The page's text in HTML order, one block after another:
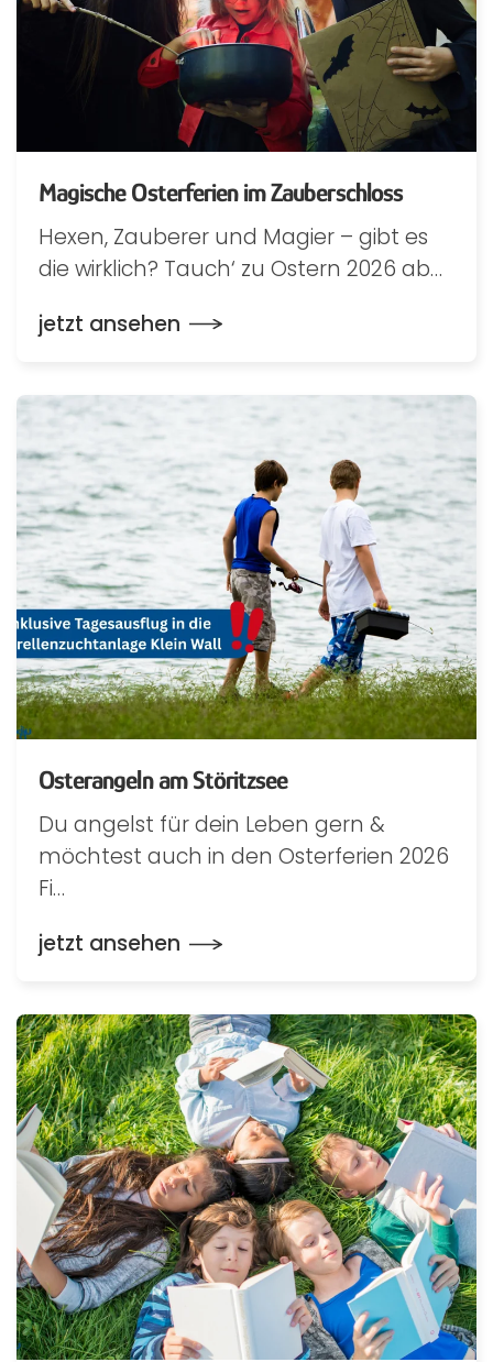
Magische Osterferien im Zauberschloss
Hexen, Zauberer und Magier – gibt es
die wirklich? Tauch‘ zu Ostern 2026 ab…
jetzt ansehen
Osterangeln am Störitzsee
Du angelst für dein Leben gern &
möchtest auch in den Osterferien 2026
Fi…
jetzt ansehen